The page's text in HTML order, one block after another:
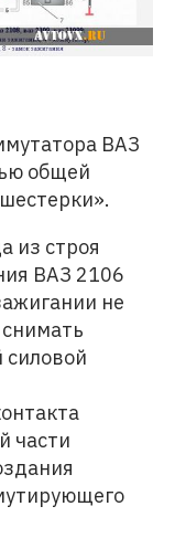
ВАЗ
общей
из строя
ВАЗ 2106
не
части